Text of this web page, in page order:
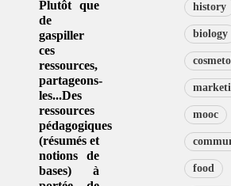
Plutôt que
de
gaspiller
ces
ressources,
partageons-
les...Des
ressources
pédagogiques
(résumés et
notions de
bases) à
history
biology
mooc
food